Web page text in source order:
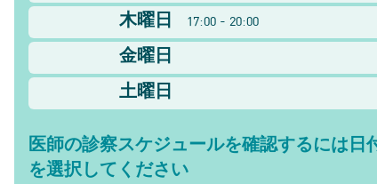
木曜日
17:00 - 20:00
金曜日
土曜日
医師の診察スケジュールを確認するには日
を選択してください